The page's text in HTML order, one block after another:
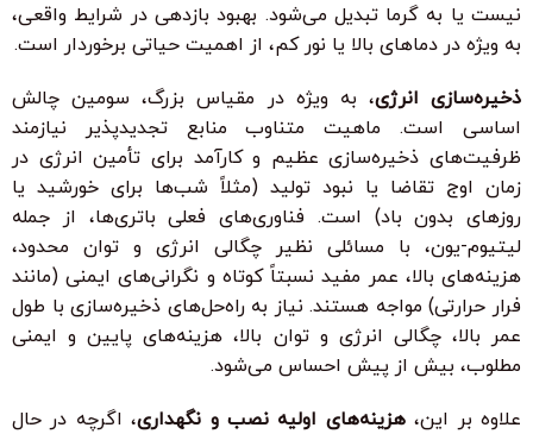
نیست یا به گرما تبدیل می‌شود. بهبود بازدهی در شرایط واقعی،
به ویژه در دماهای بالا یا نور کم، از اهمیت حیاتی برخوردار است.
ذخیره‌سازی انرژی، به ویژه در مقیاس بزرگ، سومین چالش
اساسی است. ماهیت متناوب منابع تجدیدپذیر نیازمند
ظرفیت‌های ذخیره‌سازی عظیم و کارآمد برای تأمین انرژی در
زمان اوج تقاضا یا نبود تولید (مثلاً شب‌ها برای خورشید یا
روزهای بدون باد) است. فناوری‌های فعلی باتری‌ها، از جمله
لیتیوم-یون، با مسائلی نظیر چگالی انرژی و توان محدود،
هزینه‌های بالا، عمر مفید نسبتاً کوتاه و نگرانی‌های ایمنی (مانند
فرار حرارتی) مواجه هستند. نیاز به راه‌حل‌های ذخیره‌سازی با طول
عمر بالا، چگالی انرژی و توان بالا، هزینه‌های پایین و ایمنی
مطلوب، بیش از پیش احساس می‌شود.
علاوه بر این،هزینه‌های اولیه نصب و نگهداری، اگرچه در حال